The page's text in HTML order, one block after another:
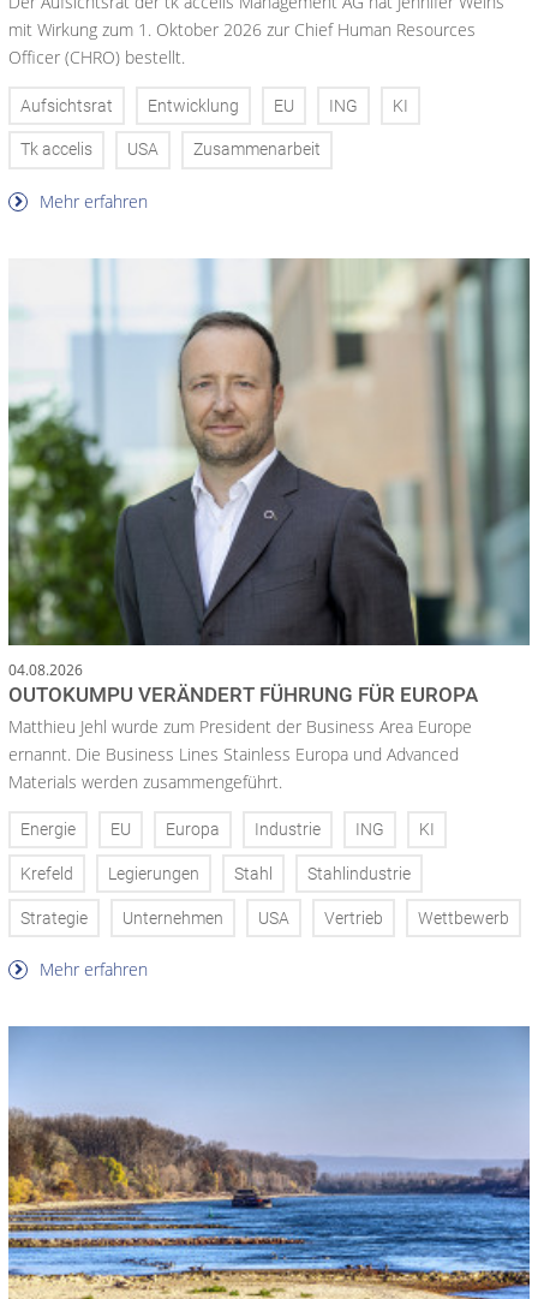
mit Wirkung zum 1. Oktober 2026 zur Chief Human Resources
Officer (CHRO) bestellt.
Aufsichtsrat Entwicklung EU ING KI
Tk accelis USA Zusammenarbeit
Mehr erfahren
04.08.2026
OUTOKUMPU VERÄNDERT FÜHRUNG FÜR EUROPA
Matthieu Jehl wurde zum President der Business Area Europe
ernannt. Die Business Lines Stainless Europa und Advanced
Materials werden zusammengeführt.
Energie EU Europa Industrie ING KI
Krefeld Legierungen Stahl Stahlindustrie
Strategie Unternehmen USA Vertrieb Wettbewerb
Mehr erfahren